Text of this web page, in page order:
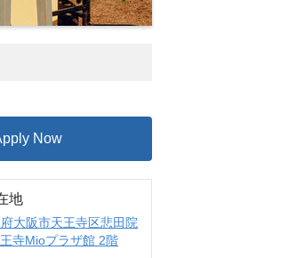
Now
地
大阪市天王寺区悲田院
寺Mioプラザ館 2階